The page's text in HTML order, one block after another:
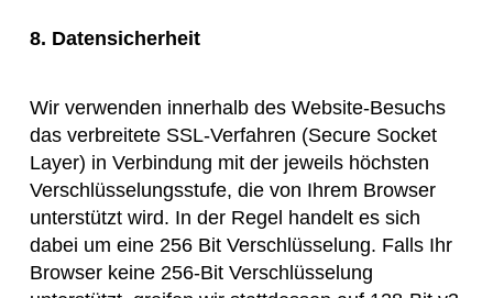
8. Datensicherheit
Wir verwenden innerhalb des Website-Besuchs
das verbreitete SSL-Verfahren (Secure Socket
Layer) in Verbindung mit der jeweils höchsten
Verschlüsselungsstufe, die von Ihrem Browser
unterstützt wird. In der Regel handelt es sich
dabei um eine 256 Bit Verschlüsselung. Falls Ihr
Browser keine 256-Bit Verschlüsselung